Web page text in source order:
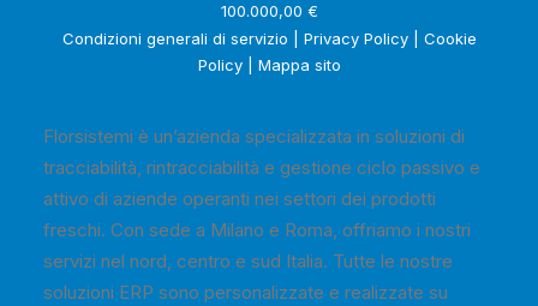
100.000,00 €
Condizioni generali di servizio
Privacy Policy| Cookie
Policy| Mappa sito
Florsistemi è un’azienda specializzata in soluzioni di
tracciabilità, rintracciabilità e gestione ciclo passivo e
attivo di aziende operanti nei settori dei prodotti
freschi. Con sede a Milano e Roma, offriamo i nostri
servizi nel nord, centro e sud Italia. Tutte le nostre
soluzioni ERP sono personalizzate e realizzate su